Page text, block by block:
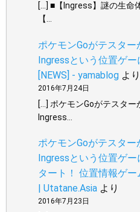
[…] ■【Ingress】謎の生命
【…
ポケモンGoがテスター
Ingressという位置ゲー
[NEWS] - yamablog より
2016年7月24日
[…] ポケモンGoがテスター
Ingress…
ポケモンGoがテスター
Ingressという位置ゲー
タート！ 位置情報ゲ
| Utatane.Asia より
2016年7月23日